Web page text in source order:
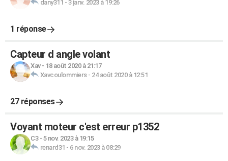
dany311 - 3 janv. 2023 à 19:26
1 réponse
Capteur d angle volant
Xav- 18 août 2020 à 21:17
Xavcoulommiers- 24 août 2020 à 12:51
27 réponses
Voyant moteur c'est erreur p1352
C3- 5 nov. 2023 à 19:15
renard31 - 6 nov. 2023 à 08:29